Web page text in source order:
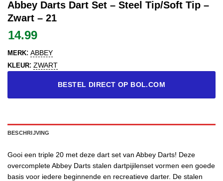
Abbey Darts Dart Set – Steel Tip/Soft Tip –
Zwart – 21
14.99
MERK: ABBEY
KLEUR: ZWART
BESTEL DIRECT OP BOL.COM
BESCHRIJVING
Gooi een triple 20 met deze dart set van Abbey Darts! Deze
overcomplete Abbey Darts stalen dartpijilenset vormen een goede
basis voor iedere beginnende en recreatieve darter. De stalen